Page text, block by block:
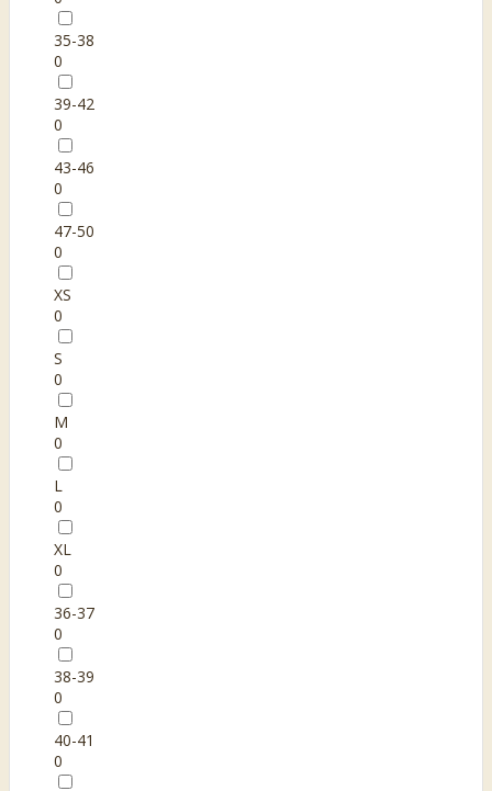
35-38
0
39-42
0
43-46
0
47-50
0
XS
0
S
0
M
0
L
0
XL
0
36-37
0
38-39
0
40-41
0